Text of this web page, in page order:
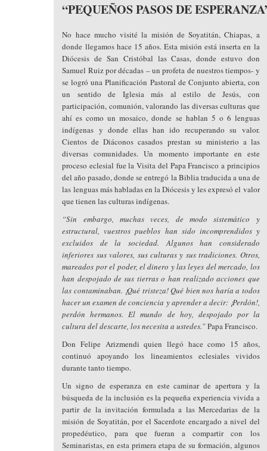
“PEQUEÑOS PASOS DE
No hace mucho visité la misión de Soyatitán, Chiapas, a
donde llegamos hace 15 años. Esta misión está inserta en la
Diócesis de San Cristóbal las Casas, donde estuvo don
Samuel Ruiz por décadas – un profeta de nuestros tiempos- y
se logró una Planificación Pastoral de Conjunto abierta, con
un sentido de Iglesia más al estilo de Jesús, con
participación, comunión, valorando las diversas culturas que
ahí es como un mosaico, donde se hablan 5 o 6 lenguas
indígenas y donde ellas han ido recuperando su valor.
Cientos de Diáconos casados prestan su ministerio a las
diversas comunidades. Un momento importante en este
proceso eclesial fue la Visita del Papa Francisco a principios
del año pasado, donde se entregó la Biblia traducida a una de
las lenguas más habladas en la Diócesis y les expresó el valor
que tienen las culturas indígenas.
“Sin embargo, muchas veces, de modo sistemático y
estructural, vuestros pueblos han sido incomprendidos y
excluidos de la sociedad. Algunos han considerado
inferiores sus valores, sus culturas y sus tradiciones. Otros,
mareados por el poder, el dinero y las leyes del mercado, los
han despojado de sus tierras o han realizado acciones que
las contaminaban. ¡Qué tristeza! Qué bien nos haría a todos
hacer un examen de conciencia y aprender a decir: ¡Perdón!,
perdón hermanos. El mundo de hoy, despojado por la
cultura del descarte, los necesita a ustedes.”Papa Francisco.
Don Felipe Arizmendi quien llegó hace como 15 años,
continuó apoyando los lineamientos eclesiales vividos
durante tanto tiempo.
Un signo de esperanza en este caminar de apertura y la
búsqueda de la inclusión es la pequeña experiencia vivida a
partir de la invitación formulada a las Mercedarias de la
misión de Soyatitán, por el Sacerdote encargado a nivel del
propedéutico, para que fueran a compartir con los
Seminaristas, en esta primera etapa de su formación, algunos